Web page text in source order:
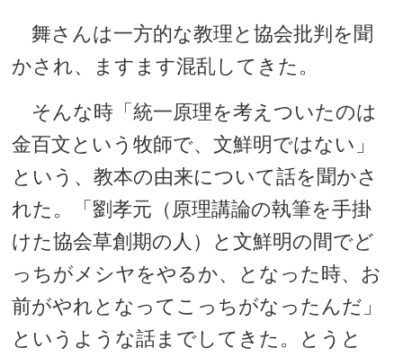
舞さんは一方的な教理と協会批判を聞
かされ、ますます混乱してきた。
そんな時「統一原理を考えついたのは
金百文という牧師で、文鮮明ではない」
という、教本の由来について話を聞かさ
れた。「劉孝元（原理講論の執筆を手掛
けた協会草創期の人）と文鮮明の間でど
っちがメシヤをやるか、となった時、お
前がやれとなってこっちがなったんだ」
というような話までしてきた。とうと